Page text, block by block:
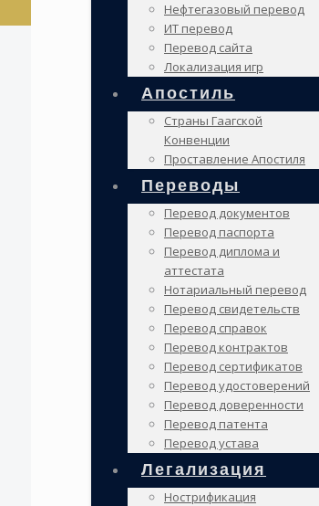
Нефтегазовый перевод
ИТ перевод
Перевод сайта
Локализация игр
Апостиль
Страны Гаагской
Конвенции
Проставление Апостиля
Переводы
Перевод документов
Перевод паспорта
Перевод диплома и
аттестата
Нотариальный перевод
Перевод свидетельств
Перевод справок
Перевод контрактов
Перевод сертификатов
Перевод удостоверений
Перевод доверенности
Перевод патента
Перевод устава
Легализация
Нострификация